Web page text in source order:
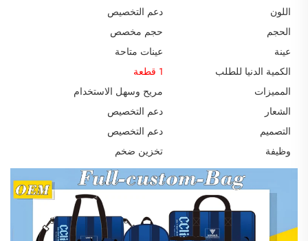
اللون
دعم التخصيص
الحجم
حجم مخصص
عينة
عينات متاحة
الكمية الدنيا للطلب
1 قطعة
المميزات
مريح وسهل الاستخدام
الشعار
دعم التخصيص
التصميم
دعم التخصيص
وظيفة
تخزين ضخم